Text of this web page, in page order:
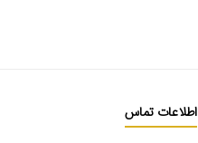
اطلاعات تماس